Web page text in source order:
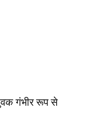
गंभीर रूप से